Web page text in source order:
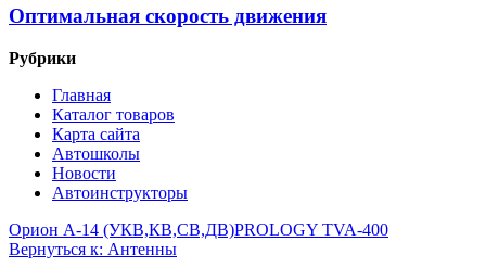
Оптимальная скорость движения
Рубрики
Главная
Каталог товаров
Карта сайта
Автошколы
Новости
Автоинструкторы
Орион А-14 (УКВ,КВ,СВ,ДВ)PROLOGY TVA-400
Вернуться к: Антенны